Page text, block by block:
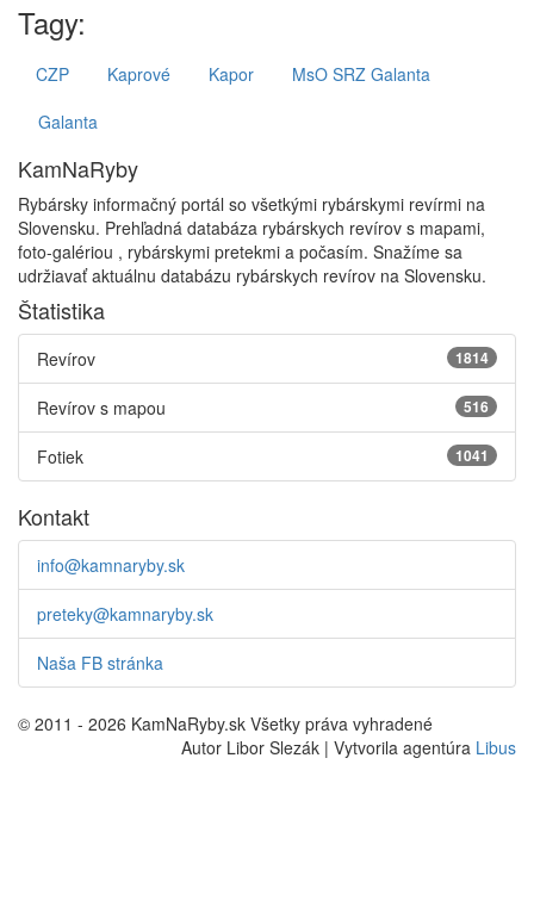
Tagy:
CZP Kaprové Kapor
MsO SRZ Galanta
Galanta
KamNaRyby
Rybársky informačný portál so všetkými rybárskymi revírmi na
Slovensku. Prehľadná databáza rybárskych revírov s mapami,
foto-galériou , rybárskymi pretekmi a počasím. Snažíme sa
udržiavať aktuálnu databázu rybárskych revírov na Slovensku.
Štatistika
1814
Revírov
516
Revírov s mapou
1041
Fotiek
Kontakt
info@kamnaryby.sk
preteky@kamnaryby.sk
Naša FB stránka
© 2011 - 2026 KamNaRyby.sk Všetky práva vyhradené
Autor Libor Slezák | Vytvorila agentúra Libus